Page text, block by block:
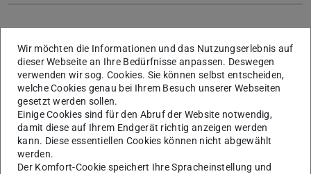
Bachelor 2023
Master 2023
Wir möchten die Informationen und das Nutzungserlebnis auf
dieser Webseite an Ihre Bedürfnisse anpassen. Deswegen
verwenden wir sog. Cookies. Sie können selbst entscheiden,
welche Cookies genau bei Ihrem Besuch unserer Webseiten
gesetzt werden sollen.
Einige Cookies sind für den Abruf der Website notwendig,
damit diese auf Ihrem Endgerät richtig anzeigen werden
kann. Diese essentiellen Cookies können nicht abgewählt
werden.
Der Komfort-Cookie speichert Ihre Spracheinstellung und